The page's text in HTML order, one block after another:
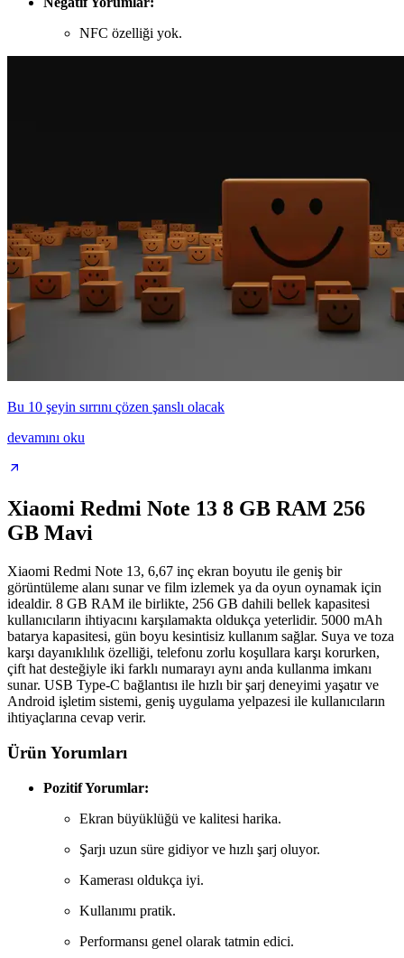
NFC özelliği yok.
Bu 10 şeyin sırrını çözen şanslı olacak
devamını oku
Xiaomi Redmi Note 13 8 GB RAM 256
GB Mavi
Xiaomi Redmi Note 13, 6,67 inç ekran boyutu ile geniş bir
görüntüleme alanı sunar ve film izlemek ya da oyun oynamak için
idealdir. 8 GB RAM ile birlikte, 256 GB dahili bellek kapasitesi
kullanıcıların ihtiyacını karşılamakta oldukça yeterlidir. 5000 mAh
batarya kapasitesi, gün boyu kesintisiz kullanım sağlar. Suya ve toza
karşı dayanıklılık özelliği, telefonu zorlu koşullara karşı korurken,
çift hat desteğiyle iki farklı numarayı aynı anda kullanma imkanı
sunar. USB Type-C bağlantısı ile hızlı bir şarj deneyimi yaşatır ve
Android işletim sistemi, geniş uygulama yelpazesi ile kullanıcıların
ihtiyaçlarına cevap verir.
Ürün Yorumları
Pozitif Yorumlar:
Ekran büyüklüğü ve kalitesi harika.
Şarjı uzun süre gidiyor ve hızlı şarj oluyor.
Kamerası oldukça iyi.
Kullanımı pratik.
Performansı genel olarak tatmin edici.